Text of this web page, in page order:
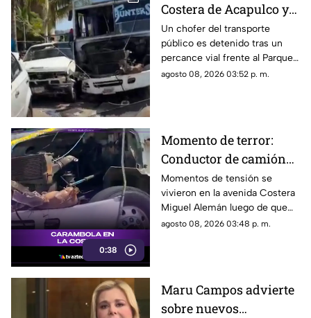
Costera de Acapulco y
ocasiona severos
daños
Un chofer del transporte
público es detenido tras un
percance vial frente al Parque
de la Reina.
agosto 08, 2026 03:52 p. m.
0:38
Momento de terror:
Conductor de camión
urbano pierde el
control y choca contra
autos en plena Costera
Miguel Alemán
Momentos de tensión se
vivieron en la avenida Costera
Miguel Alemán luego de que
un camión urbano se estrellara
agosto 08, 2026 03:48 p. m.
Maru Campos advierte
sobre nuevos